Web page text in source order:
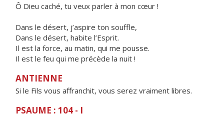
Ô Dieu caché, tu veux parler à mon cœur !
Dans le désert, j’aspire ton souffle,
Dans le désert, habite l’Esprit.
Il est la force, au matin, qui me pousse.
Il est le feu qui me précède la nuit !
ANTIENNE
Si le Fils vous affranchit, vous serez vraiment libres.
PSAUME : 104 - I